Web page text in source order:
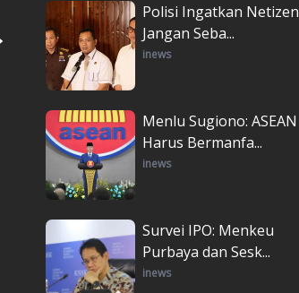
Polisi Ingatkan Netizen
Jangan Seba...
inews
Menlu Sugiono: ASEAN
Harus Bermanfa...
inews
Survei IPO: Menkeu
Purbaya dan Sesk...
inews